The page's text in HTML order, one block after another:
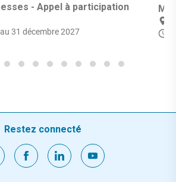
- Appel à participation
au 31 décembre 2027
Restez connecté